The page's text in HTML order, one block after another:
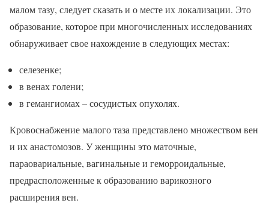
малом тазу, следует сказать и о месте их локализации. Это
образование, которое при многочисленных исследованиях
обнаруживает свое нахождение в следующих местах:
селезенке;
в венах голени;
в гемангиомах – сосудистых опухолях.
Кровоснабжение малого таза представлено множеством вен
и их анастомозов. У женщины это маточные,
параовариальные, вагинальные и геморроидальные,
предрасположенные к образованию варикозного
расширения вен.